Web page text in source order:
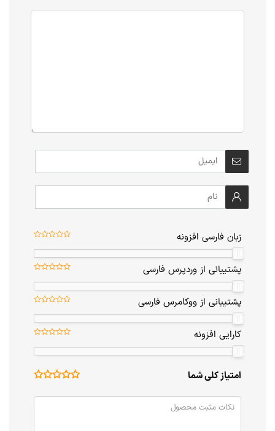
زبان فارسی افزونه
پشتیبانی از وردپرس فارسی
پشتیبانی از ووکامرس فارسی
کارایی افزونه
امتیاز کلی شما